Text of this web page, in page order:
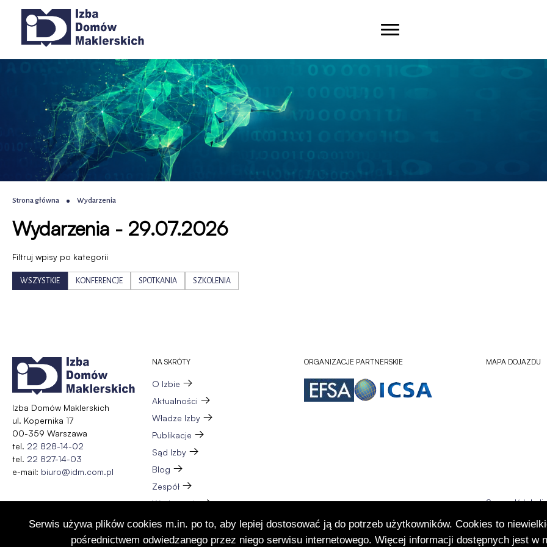
Serwis używa plików cookies m.in. po to, aby lepiej dostosować ją do potrzeb użytkowników. Cookies to
pośrednictwem odwiedzanego przez niego serwisu internetowego. Więcej informacji dostępnych jest w
Wydarzenia
Izba
Domów
Maklerskich
Przejdź
głównego
Przejdź
Przejdź
wyszukiwania
Przejdź
nawigacja
Ścieżka
nawigacyjna
Strona główna Wydarzenia
Wydarzenia - 29.07.2026
Filtruj wpisy po kategorii
WSZYSTKIE KONFERENCJE SPOTKANIA SZKOLENIA
Izba Domów Maklerskich
ul. Kopernika 17
00-359 Warszawa
tel. 22 828-14-02
tel. 22 827-14-03
e-mail: biuro@idm.com.pl
NA SKRÓTY
O Izbie
Aktualności
Władze Izby
Publikacje
Sąd Izby
Blog
Zespół
Wydarzenia
Członkostwo
Kontakt
ORGANIZACJE PARTNERSKIE MAPA DOJAZDU
Sprawdź
się
w
nowej